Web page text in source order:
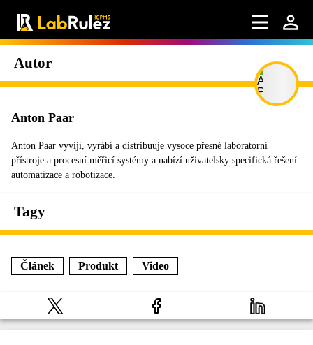
Autor
Anton Paar
Anton Paar vyvíjí, vyrábí a distribuuje vysoce přesné laboratorní
přístroje a procesní měřicí systémy a nabízí uživatelsky specifická řešení
automatizace a robotizace.
Tagy
Článek Produkt Video